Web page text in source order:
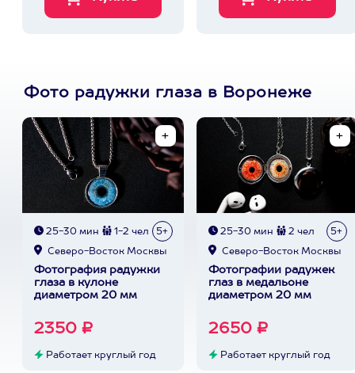
Фото радужки глаза в Воронеже
25-30 мин 1-2 чел 5+
Северо-Восток Москвы
Фотография радужки
глаза в кулоне
диаметром 20 мм
2350 ₽
Работает круглый год
25-30 мин 2 чел 5+
Северо-Восток Москвы
Фотографии радужек
глаз в медальоне
диаметром 20 мм
2650 ₽
Работает круглый год